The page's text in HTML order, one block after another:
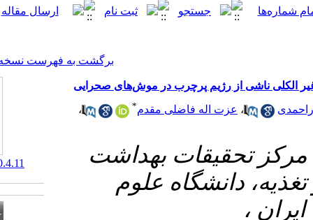
برگشت به فهرست نسخه ها
در موش‌های صحرایی
مقدم * ،
بهداشت
علوم
‎ 10.61882/nsft.20.4.11